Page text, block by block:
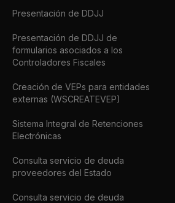
Presentación de DDJJ
Presentación de DDJJ de
formularios asociados a los
Controladores Fiscales
Creación de VEPs para entidades
externas (WSCREATEVEP)
Sistema Integral de Retenciones
Electrónicas
Consulta servicio de deuda
proveedores del Estado
Consulta servicio de deuda